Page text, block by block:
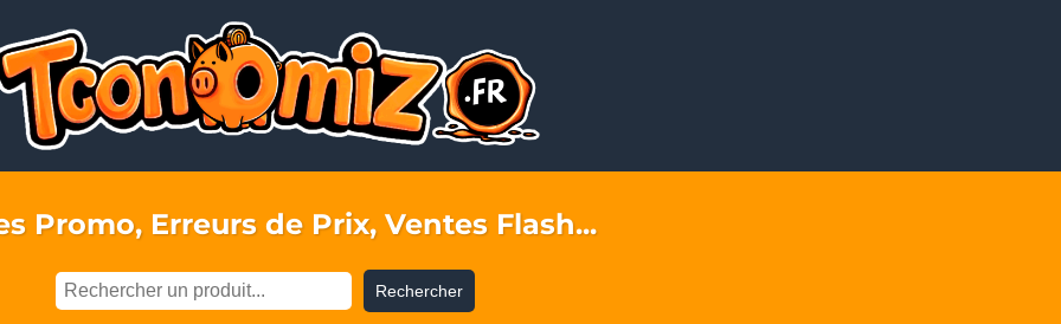
Promo, Erreurs de Prix, Ventes Flash...
Rechercher